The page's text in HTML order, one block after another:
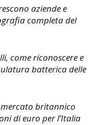
aziende e
completa del
come riconoscere e
batterica delle
britannico
di euro per l’Italia